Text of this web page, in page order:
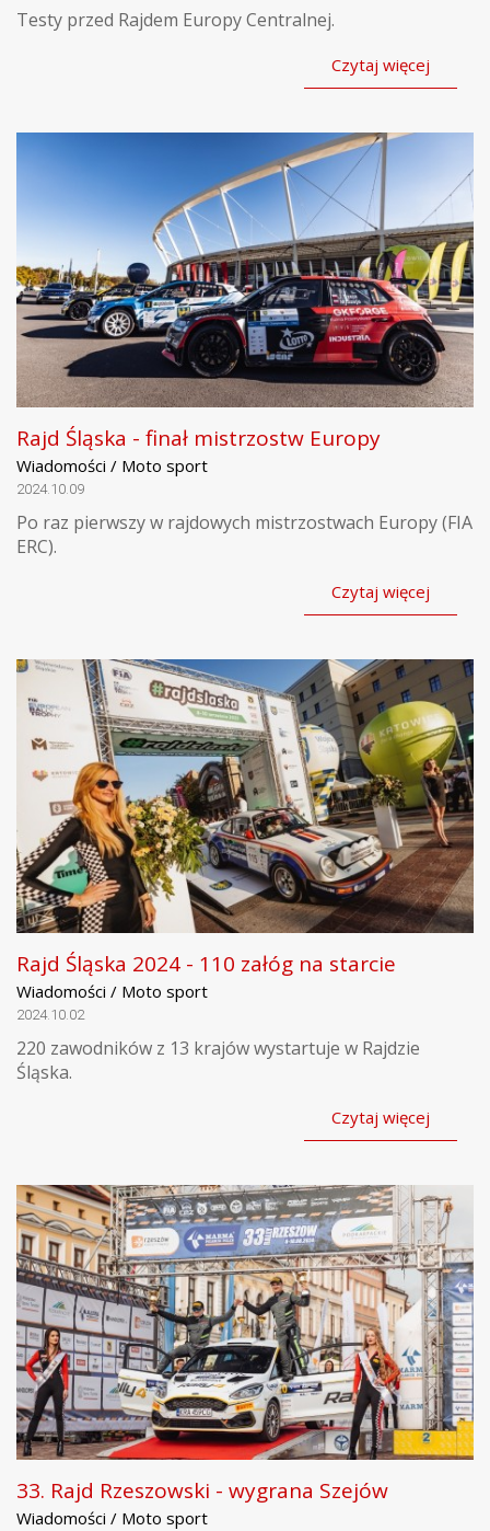
Testy przed Rajdem Europy Centralnej.
Czytaj więcej
Rajd Śląska - finał mistrzostw Europy
Wiadomości / Moto sport
2024.10.09
Po raz pierwszy w rajdowych mistrzostwach Europy (FIA
ERC).
Czytaj więcej
Rajd Śląska 2024 - 110 załóg na starcie
Wiadomości / Moto sport
2024.10.02
220 zawodników z 13 krajów wystartuje w Rajdzie
Śląska.
Czytaj więcej
33. Rajd Rzeszowski - wygrana Szejów
Wiadomości / Moto sport